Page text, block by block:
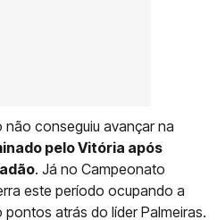
conseguiu avançar na
pelo Vitória após
. Já no Campeonato
este período ocupando a
atrás do líder Palmeiras.